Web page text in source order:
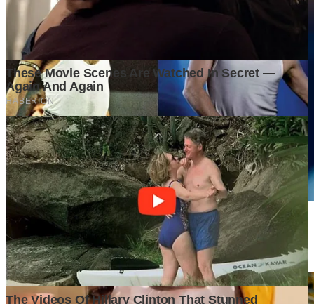
Persaingan Bisnis Makin Ketat, Analisis Awal Menjadi Penentu
Keberhasilan
1 month ago